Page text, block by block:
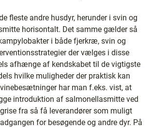
fleste andre husdyr, herunder i svin og
horisontalt. Det samme gælder så
i både fjerkræ, svin og
der vælges i disse
afhænge af kendskabet til de vigtigste
hvilke muligheder der praktisk kan
har man f.eks. vist, at
introduktion af salmonellasmitte ved
fra så få leverandører som muligt
for besøgende og andre dyr. På